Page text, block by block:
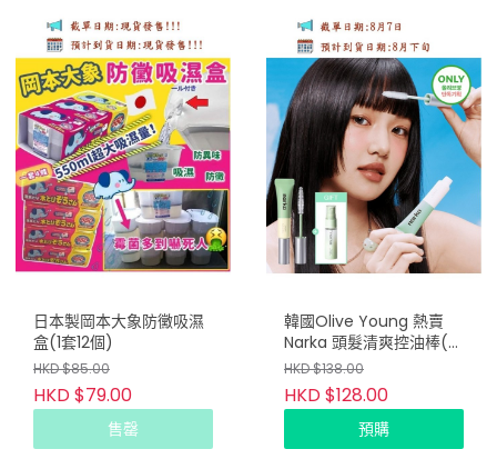
日本製岡本大象防黴吸濕
盒(1套12個)
HKD $85.00
HKD $79.00
售罄
韓國Olive Young 熱賣
Narka 頭髮清爽控油棒(頭
髮棒+送清新頭皮噴霧)
HKD $138.00
HKD $128.00
預購